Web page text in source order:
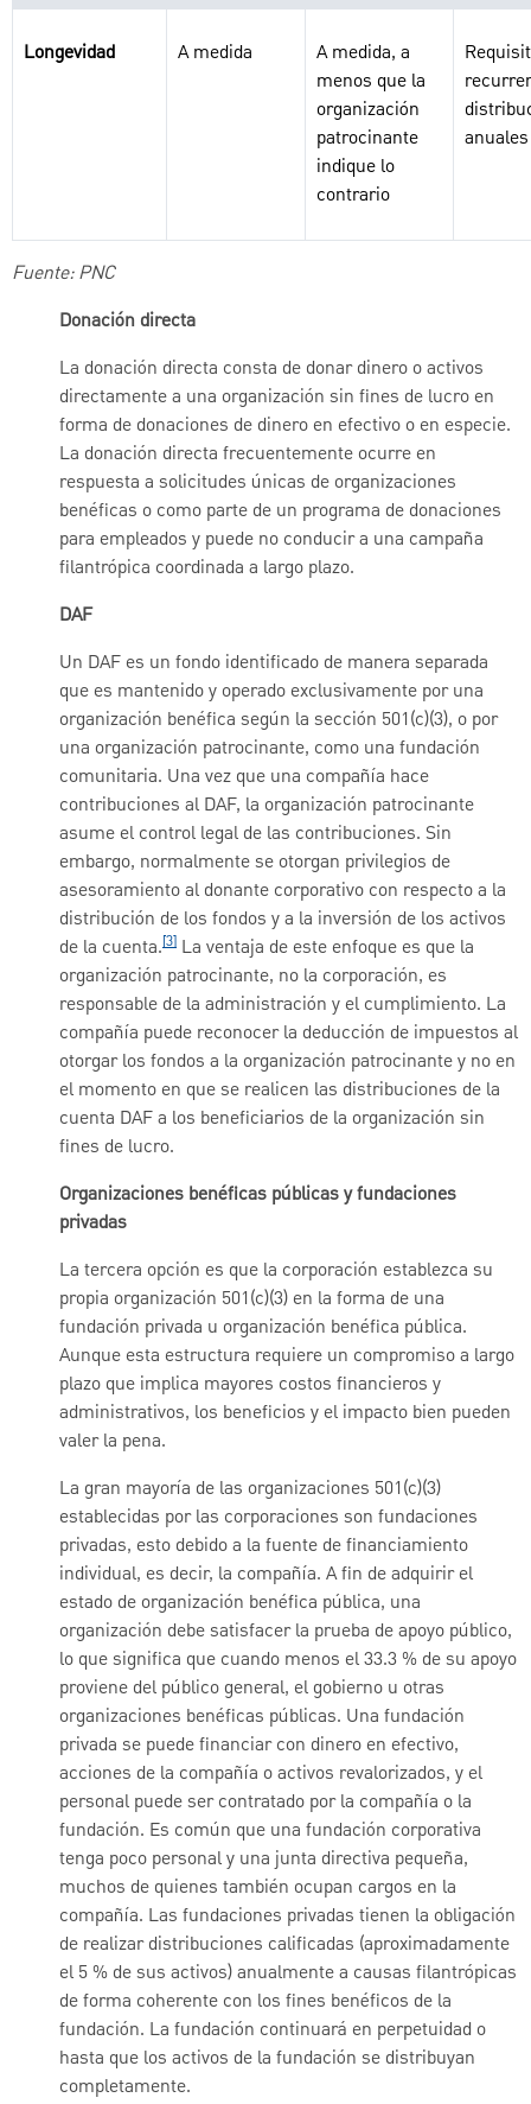
Longevidad A medida
A medida, a
menos que la
organización
patrocinante
indique lo
contrario
anuales
Fuente: PNC
Donación directa
La donación directa consta de donar dinero o activos
directamente a una organización sin fines de lucro en
forma de donaciones de dinero en efectivo o en especie.
La donación directa frecuentemente ocurre en
respuesta a solicitudes únicas de organizaciones
benéficas o como parte de un programa de donaciones
para empleados y puede no conducir a una campaña
filantrópica coordinada a largo plazo.
DAF
Un DAF es un fondo identificado de manera separada
que es mantenido y operado exclusivamente por una
organización benéfica según la sección 501(c)(3), o por
una organización patrocinante, como una fundación
comunitaria. Una vez que una compañía hace
contribuciones al DAF, la organización patrocinante
asume el control legal de las contribuciones. Sin
embargo, normalmente se otorgan privilegios de
asesoramiento al donante corporativo con respecto a la
distribución de los fondos y a la inversión de los activos
de la cuenta.[3] La ventaja de este enfoque es que la
organización patrocinante, no la corporación, es
responsable de la administración y el cumplimiento. La
compañía puede reconocer la deducción de impuestos al
otorgar los fondos a la organización patrocinante y no en
el momento en que se realicen las distribuciones de la
cuenta DAF a los beneficiarios de la organización sin
fines de lucro.
Organizaciones benéficas públicas y fundaciones
privadas
La tercera opción es que la corporación establezca su
propia organización 501(c)(3) en la forma de una
fundación privada u organización benéfica pública.
Aunque esta estructura requiere un compromiso a largo
plazo que implica mayores costos financieros y
administrativos, los beneficios y el impacto bien pueden
valer la pena.
La gran mayoría de las organizaciones 501(c)(3)
establecidas por las corporaciones son fundaciones
privadas, esto debido a la fuente de financiamiento
individual, es decir, la compañía. A fin de adquirir el
estado de organización benéfica pública, una
organización debe satisfacer la prueba de apoyo público,
lo que significa que cuando menos el 33.3 % de su apoyo
proviene del público general, el gobierno u otras
organizaciones benéficas públicas. Una fundación
privada se puede financiar con dinero en efectivo,
acciones de la compañía o activos revalorizados, y el
personal puede ser contratado por la compañía o la
fundación. Es común que una fundación corporativa
tenga poco personal y una junta directiva pequeña,
muchos de quienes también ocupan cargos en la
compañía. Las fundaciones privadas tienen la obligación
de realizar distribuciones calificadas (aproximadamente
el 5 % de sus activos) anualmente a causas filantrópicas
de forma coherente con los fines benéficos de la
fundación. La fundación continuará en perpetuidad o
hasta que los activos de la fundación se distribuyan
completamente.